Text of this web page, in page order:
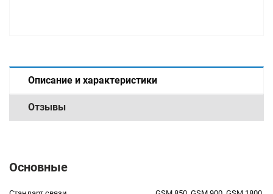
Описание и характеристики
Отзывы
Основные